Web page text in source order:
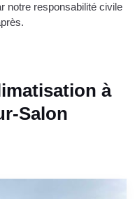
notre responsabilité civile
à
Salon